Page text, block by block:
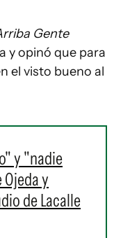
Gente
y opinó que para
el visto bueno al
y "nadie
y
de Lacalle